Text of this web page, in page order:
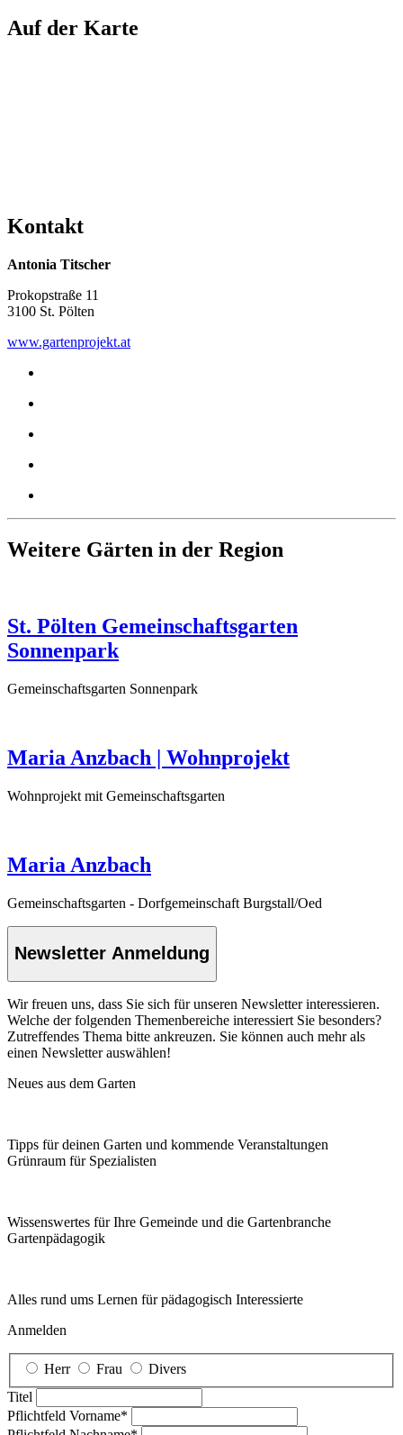
Auf der Karte
Kontakt
Antonia Titscher
Prokopstraße 11
3100 St. Pölten
www.gartenprojekt.at
Weitere Gärten in der Region
St. Pölten Gemeinschaftsgarten
Sonnenpark
Gemeinschaftsgarten Sonnenpark
Maria Anzbach | Wohnprojekt
Wohnprojekt mit Gemeinschaftsgarten
Maria Anzbach
Gemeinschaftsgarten - Dorfgemeinschaft Burgstall/Oed
Newsletter Anmeldung
Wir freuen uns, dass Sie sich für unseren Newsletter interessieren.
Welche der folgenden Themenbereiche interessiert Sie besonders?
Zutreffendes Thema bitte ankreuzen. Sie können auch mehr als
einen Newsletter auswählen!
Neues aus dem Garten
Tipps für deinen Garten und kommende Veranstaltungen
Grünraum für Spezialisten
Wissenswertes für Ihre Gemeinde und die Gartenbranche
Garten­pädagogik
Alles rund ums Lernen für pädagogisch Interessierte
Anmelden
Herr Frau
Divers
Titel
Pflichtfeld Vorname*